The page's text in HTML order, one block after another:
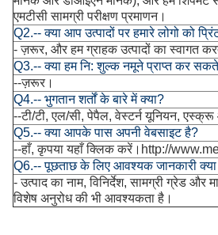
एमटीसी सामग्री परीक्षण प्रमाणन।
Q2.-- क्या आप उत्पादों पर हमारे लोगो को
- ज़रूर, और हम ग्राहक उत्पादों का स्वागत
Q3.-- क्या हम नि: शुल्क नमूने प्राप्त कर
--ज़रूर।
Q4.-- भुगतान शर्तों के बारे में क्या?
--टी/टी, एल/सी, पेपैल, वेस्टर्न यूनियन,
Q5.-- क्या आपके पास अपनी वेबसाइट है?
--हाँ, कृपया यहाँ क्लिक करें। http://
Q6.-- पूछताछ के लिए आवश्यक जानकारी
- उत्पाद का नाम, विनिर्देश, सामग्री ग्रेड
विशेष अनुरोध की भी आवश्यकता है।